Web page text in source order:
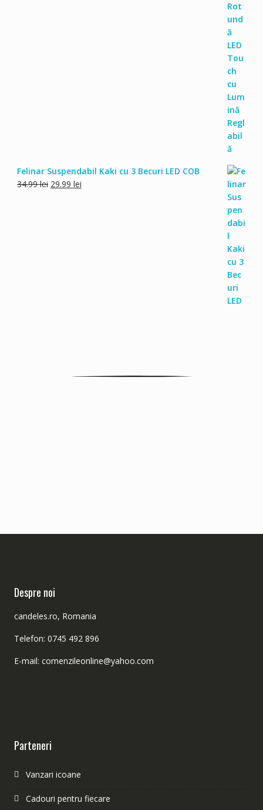
Felinar Suspendabil Kaki cu 3 Becuri LED COB
34.99lei Prețul
29.99 leiPrețul
Despre noi
candeles.ro, Romania
Telefon: 0745 492 896
E-mail: comenzileonline@yahoo.com
Parteneri
Vanzari icoane
Cadouri pentru fiecare